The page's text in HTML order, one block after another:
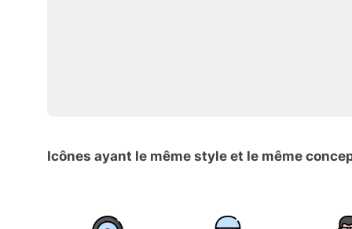
Icônes ayant le même style et le même